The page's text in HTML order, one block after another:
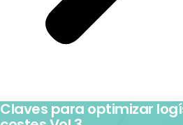
Claves para optimizar